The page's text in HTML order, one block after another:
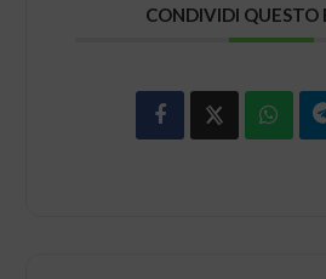
CONDIVIDI QUESTO